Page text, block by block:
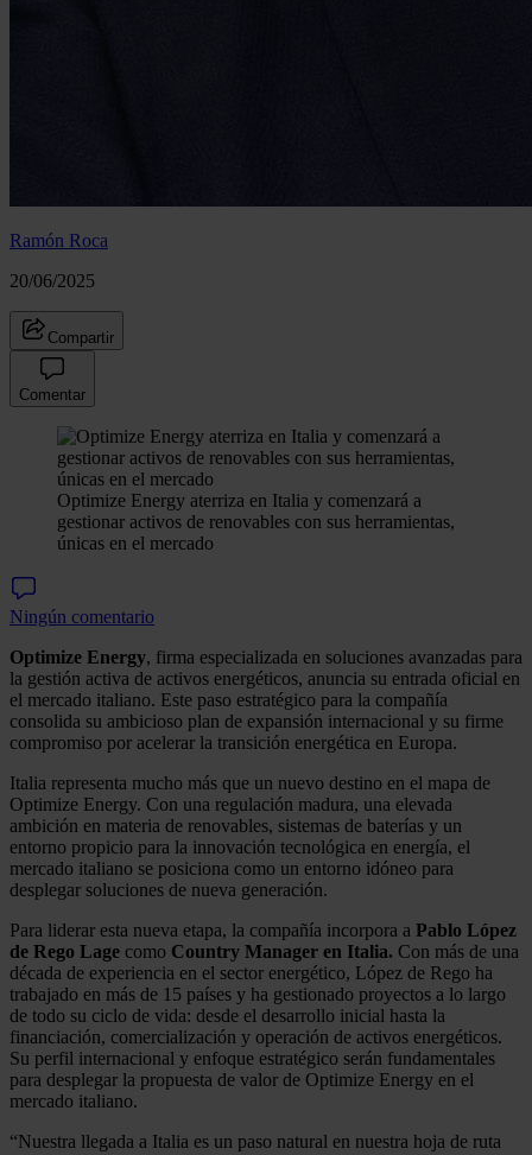
Ramón Roca
20/06/2025
Compartir
Comentar
Optimize Energy aterriza en Italia y comenzará a
gestionar activos de renovables con sus herramientas,
únicas en el mercado
Ningún comentario
Optimize Energy, firma especializada en soluciones avanzadas para
la gestión activa de activos energéticos, anuncia su entrada oficial en
el mercado italiano. Este paso estratégico para la compañía
consolida su ambicioso plan de expansión internacional y su firme
compromiso por acelerar la transición energética en Europa.
Italia representa mucho más que un nuevo destino en el mapa de
Optimize Energy. Con una regulación madura, una elevada
ambición en materia de renovables, sistemas de baterías y un
entorno propicio para la innovación tecnológica en energía, el
mercado italiano se posiciona como un entorno idóneo para
desplegar soluciones de nueva generación.
Para liderar esta nueva etapa, la compañía incorpora a Pablo López
de Rego Lage como Country Manager en Italia. Con más de una
década de experiencia en el sector energético, López de Rego ha
trabajado en más de 15 países y ha gestionado proyectos a lo largo
de todo su ciclo de vida: desde el desarrollo inicial hasta la
financiación, comercialización y operación de activos energéticos.
Su perfil internacional y enfoque estratégico serán fundamentales
para desplegar la propuesta de valor de Optimize Energy en el
mercado italiano.
“Nuestra llegada a Italia es un paso natural en nuestra hoja de ruta